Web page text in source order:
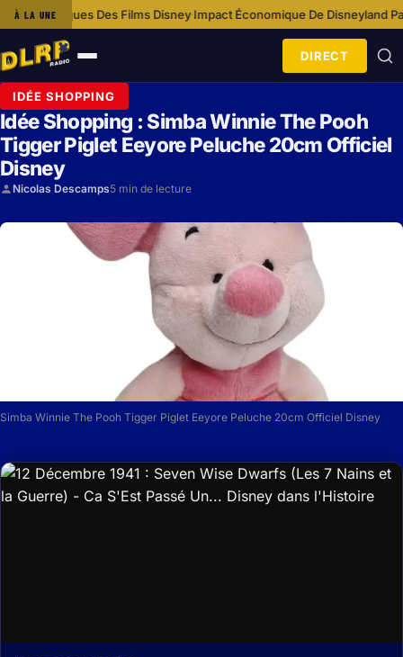
À LA UNE
Films Disney·Impact Économique De Disneyland Paris Sur La
Ouvrir
le
menu
DIRECT
IDÉE SHOPPING
Idée Shopping : Simba Winnie The Pooh
Tigger Piglet Eeyore Peluche 20cm Officiel
Disney
Nicolas Descamps5 min de lecture
Simba Winnie The Pooh Tigger Piglet Eeyore Peluche 20cm Officiel Disney